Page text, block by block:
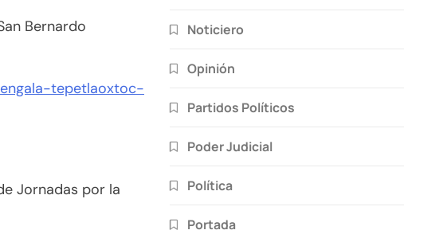
Bernardo
tepetlaoxtoc-
Jornadas por la
Noticiero
Opinión
Partidos Políticos
Poder Judicial
Política
Portada